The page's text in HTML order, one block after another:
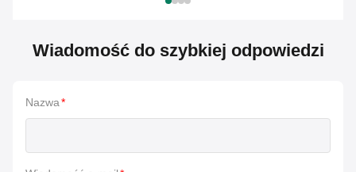
Wiadomość do szybkiej odpowiedzi
Nazwa*